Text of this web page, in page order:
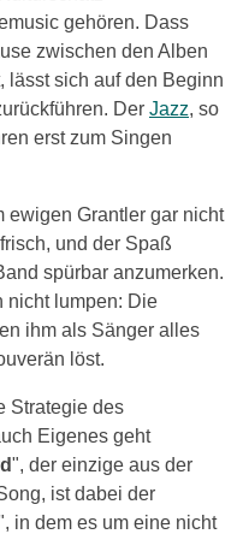
gehören. Dass
zwischen den Alben
lässt sich auf den Beginn
Der Jazz, so
erst zum Singen
ewigen Grantler gar nicht
und der Spaß
spürbar anzumerken.
nicht lumpen: Die
ihm als Sänger alles
löst.
Strategie des
Eigenes geht
", der einzige aus der
ist dabei der
in dem es um eine nicht